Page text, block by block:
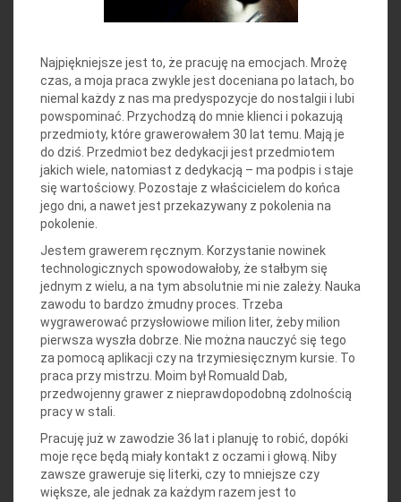
Najpiękniejsze jest to, że pracuję na emocjach. Mrożę
czas, a moja praca zwykle jest doceniana po latach, bo
niemal każdy z nas ma predyspozycje do nostalgii i lubi
powspominać. Przychodzą do mnie klienci i pokazują
przedmioty, które grawerowałem 30 lat temu. Mają je
do dziś. Przedmiot bez dedykacji jest przedmiotem
jakich wiele, natomiast z dedykacją – ma podpis i staje
się wartościowy. Pozostaje z właścicielem do końca
jego dni, a nawet jest przekazywany z pokolenia na
pokolenie.
Jestem grawerem ręcznym. Korzystanie nowinek
technologicznych spowodowałoby, że stałbym się
jednym z wielu, a na tym absolutnie mi nie zależy. Nauka
zawodu to bardzo żmudny proces. Trzeba
wygrawerować przysłowiowe milion liter, żeby milion
pierwsza wyszła dobrze. Nie można nauczyć się tego
za pomocą aplikacji czy na trzymiesięcznym kursie. To
praca przy mistrzu. Moim był Romuald Dab,
przedwojenny grawer z nieprawdopodobną zdolnością
pracy w stali.
Pracuję już w zawodzie 36 lat i planuję to robić, dopóki
moje ręce będą miały kontakt z oczami i głową. Niby
zawsze graweruje się literki, czy to mniejsze czy
większe, ale jednak za każdym razem jest to